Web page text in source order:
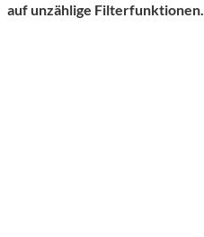
auf unzählige Filterfunktionen.